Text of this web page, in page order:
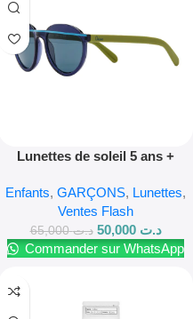
Lunettes de soleil 5 ans +
Enfants, GARÇONS, Lunettes,
Ventes Flash
د.ت65,000 د.ت 50,000
Commander sur WhatsApp